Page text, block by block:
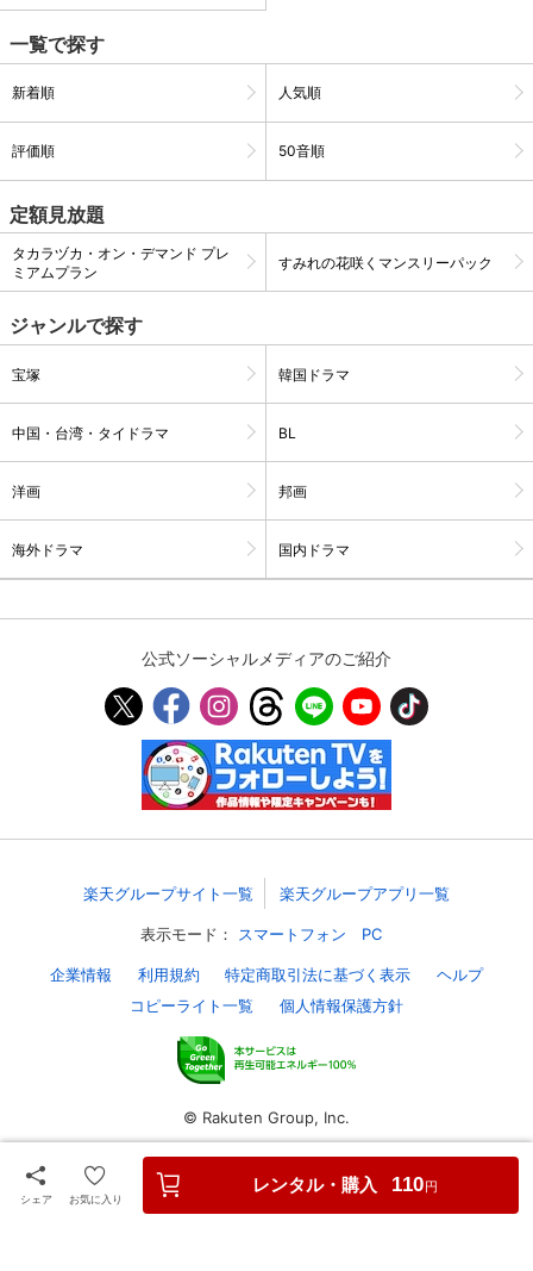
能です。
閲覧履歴
の削除も可能です。
サイト内で表示される作品の表示制限が可
す。
視聴デバイス一覧
バイス連携の設定ができます。
パスコード設定
レスの変更が可能です。
定額見放題解約
定額見放題コンテンツの解約はこちらから
シェア お気に入り
レンタル・購入 110 円
一覧で探す
新着順 人気順
評価順 50音順
定額見放題
タカラヅカ・オン・デマンド プレ
ミアムプラン
すみれの花咲くマンスリーパック
ジャンルで探す
宝塚 韓国ドラマ
中国・台湾・タイドラマ BL
洋画 邦画
海外ドラマ 国内ドラマ
公式ソーシャルメディアのご紹介
楽天グループサイト一覧 楽天グループアプリ一覧
表示モード： スマートフォン PC
企業情報 利用規約 特定商取引法に基づく表示
ヘルプ
コピーライト一覧
個人情報保護方針
© Rakuten Group, Inc.